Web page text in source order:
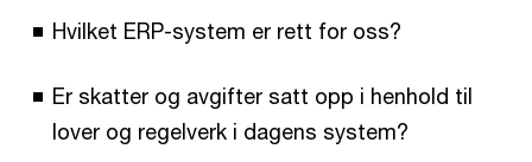
Hvilket ERP-system er rett for oss?
Er skatter og avgifter satt opp i henhold til
lover og regelverk i dagens system?